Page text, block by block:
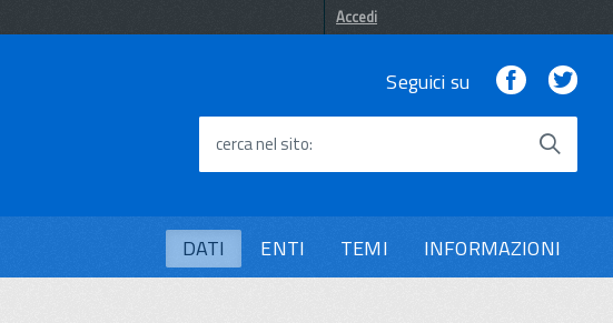
Accedi
Seguici su Facebook
cerca nel sito
DATI ENTI TEMI INFORMAZIONI